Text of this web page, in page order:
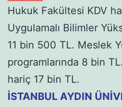
Hukuk Fakültesi KDV
Uygulamalı Bilimler
11 bin 500 TL. Meslek
programlarında 8 bin TL.
hariç 17 bin TL.
İSTANBUL AYDIN